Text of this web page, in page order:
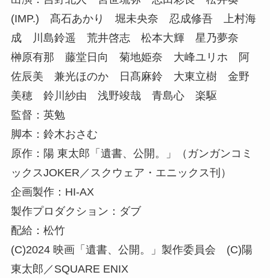
(IMP.) 髙石あかり 堀未央奈 忍成修吾 上村海
成 川島鈴遥 荒井啓志 松本大輝 星乃夢奈
榊原有那 藤堂日向 菊地姫奈 大峰ユリホ 阿
佐辰美 兼光ほのか 日髙麻鈴 大東立樹 金野
美穂 鈴川紗由 浅野竣哉 青島心 楽駆
監督：英勉
脚本：鈴木おさむ
原作：陽 東太郎「遺書、公開。」（ガンガンコミ
ックスJOKER／スクウェア・エニックス刊）
企画製作：HI-AX
製作プロダクション：ダブ
配給：松竹
(C)2024 映画「遺書、公開。」製作委員会 (C)陽
東太郎／SQUARE ENIX